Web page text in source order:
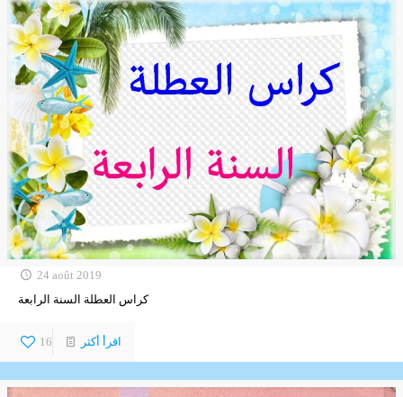
24 août 2019
كراس العطلة السنة الرابعة
16 اقرأ أكثر